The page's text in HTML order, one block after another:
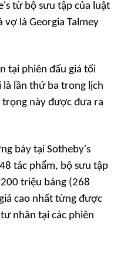
từ bộ sưu tập của luật
vợ là Georgia Talmey
tại phiên đấu giá tối
lần thứ ba trong lịch
này được đưa ra
bày tại Sotheby's
tác phẩm, bộ sưu tập
triệu bảng (268
cao nhất từng được
nhân tại các phiên